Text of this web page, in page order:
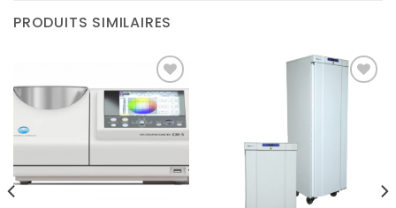
PRODUITS SIMILAIRES
Ajouter
à la liste